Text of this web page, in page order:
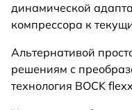
динамической
компрессора к
Альтернативой
решениям с
технология BOCK